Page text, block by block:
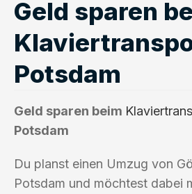
Geld sparen
Potsdam
Geld sparen beim
Potsdam
Du planst einen Umzug von
Potsdam und möchtest dabei